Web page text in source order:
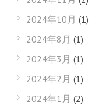
2024年10月 (1)
2024年8月 (1)
2024年3月 (1)
2024年2月 (1)
2024年1月 (2)